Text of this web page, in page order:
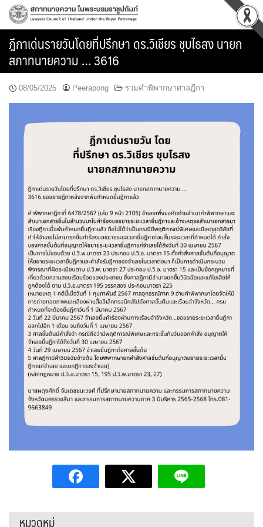
Skip
content
ฎีกาเด่นรายวันโดยที่ปรึกษา ดร.วิเชียร ชุบไธสง นายก
สภาทนายความ … 3616
08/05/2025 Peerapong รวมคำพิพากษาศาลฎีกา
หมวดหมู่